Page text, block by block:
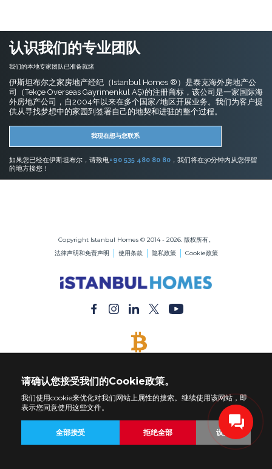
认识我们的专业团队
我们的本地专家团队已准备就绪
伊斯坦布尔之家房地产经纪（Istanbul Homes ®）是泰克海外房地产公
司（Tekçe Overseas Gayrimenkul AŞ)的注册商标，该公司是一家国际海
外房地产公司，自2004年以来在多个国家/地区开展业务。我们为客户提
供从寻找梦想中的家园到签署自己的地契和进驻的整个过程。
我现在想与您联系
如果您已经在伊斯坦布尔，请致电+90 535 480 80 80 ，我们将在30分钟内从您停留
的地方接您！
Copyright Istanbul Homes © 2014 - 2026. 版权所有。
法律声明和免责声明
使用条款 隐私政策 Cookie政策
请确认您接受我们的Cookie政策。
我们使用cookie来优化对我们网站上属性的搜索。继续使用该网站，即
表示您同意使用这些文件。
全部接受 拒绝全部 设置